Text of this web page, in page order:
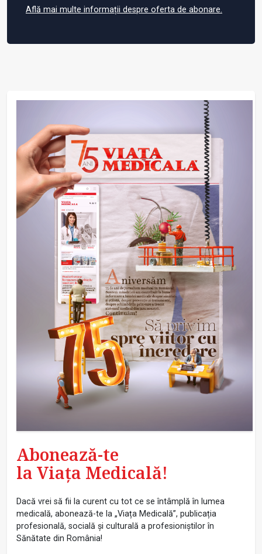
Află mai multe informații despre oferta de abonare.
Abonează-te
la Viața Medicală!
Dacă vrei să fii la curent cu tot ce se întâmplă în lumea
medicală, abonează-te la „Viața Medicală”, publicația
profesională, socială și culturală a profesioniștilor în
Sănătate din România!